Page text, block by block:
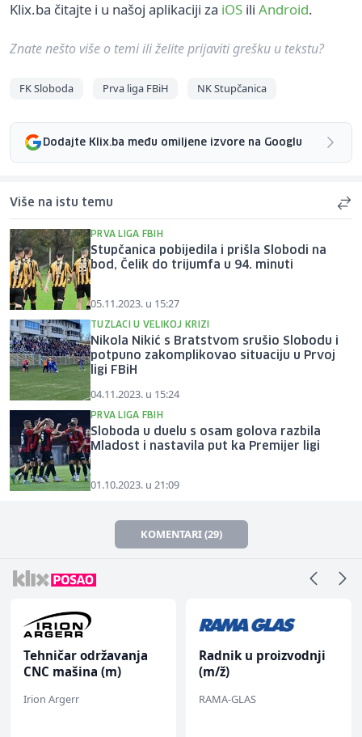
Klix.ba čitajte i u našoj aplikaciji za iOS ili Android.
Znate nešto više o temi ili želite prijaviti grešku u tekstu?
FK Sloboda Prva liga FBiH NK Stupčanica
Dodajte Klix.ba među omiljene izvore na Googlu
Više na istu temu
PRVA LIGA FBIH
Stupčanica pobijedila i prišla Slobodi na
bod, Čelik do trijumfa u 94. minuti
05.11.2023. u 15:27
TUZLACI U VELIKOJ KRIZI
Nikola Nikić s Bratstvom srušio Slobodu i
potpuno zakomplikovao situaciju u Prvoj
ligi FBiH
04.11.2023. u 15:24
PRVA LIGA FBIH
Sloboda u duelu s osam golova razbila
Mladost i nastavila put ka Premijer ligi
01.10.2023. u 21:09
KOMENTARI (29)
Tehničar održavanja
CNC mašina (m)
Irion Argerr
Radnik u proizvodnji
(m/ž)
RAMA-GLAS